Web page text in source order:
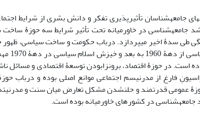
جامعه‏شناسان تأثیرپذیری تفکر و دانش بشری از شرایط
جامعه‏شناسی در خاورمیانه تحت تأثیر شرایط سه حوزۀ
طی سدۀ اخیر می‏پردازد. درباب حکومت و ساخت سیاسی، ظهور
شدن
است. در حوزۀ اقتصاد، برون‏زابودن توسعۀ اقتصادی و مسائل
فارغ از مدرنیسم اجتماعی موانع اصلی بوده و درباب
عمومی ‏قدرتمند و حل‏نشدن مشکل تعارض میان سنت و
جامعه‏شناسی در کشورهای خاورمیانه بوده است.